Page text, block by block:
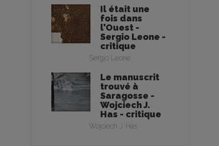
Il était une
fois dans
l’Ouest -
Sergio Leone -
critique
Sergio Leone
Le manuscrit
trouvé à
Saragosse -
Wojciech J.
Has - critique
Wojciech J. Has